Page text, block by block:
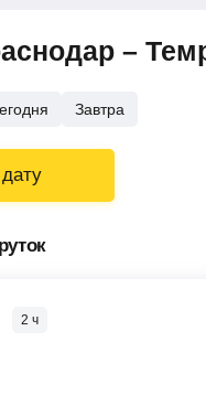
–
Завтра
2 ч